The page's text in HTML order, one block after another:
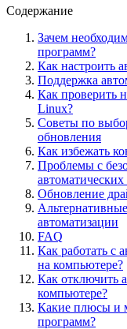
Содержание
Зачем
программ?
Как настроить
Поддержка
Как проверить
Linux?
Советы по
обновления
Как избежать
Проблемы с
Обновление
автоматизации
FAQ
Как работать с
на компьютере?
Как отключить
компьютере?
Какие плюсы и
программ?